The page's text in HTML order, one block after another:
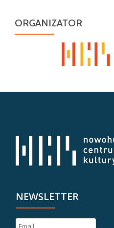
ORGANIZATOR
NEWSLETTER